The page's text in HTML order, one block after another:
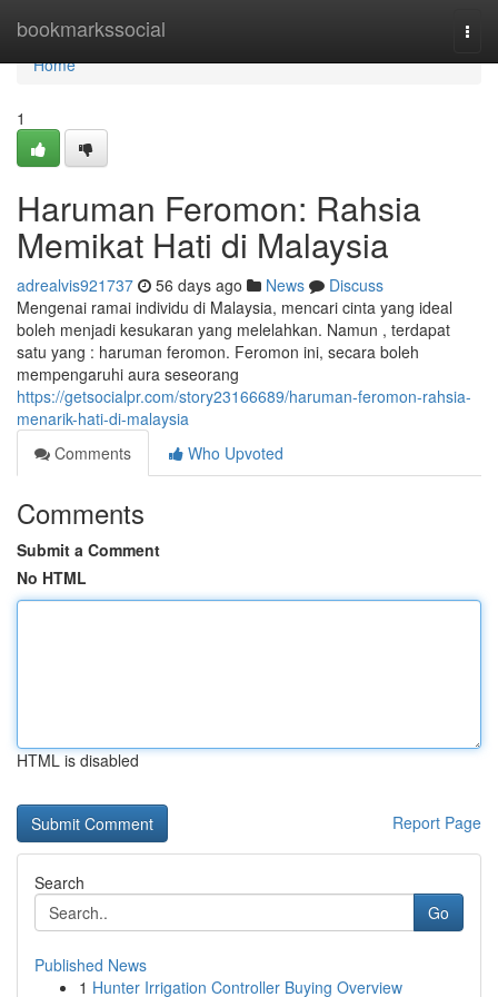
bookmarkssocial
Home
Home
1
Haruman Feromon: Rahsia
Memikat Hati di Malaysia
adrealvis921737 56 days ago News
Discuss
Mengenai ramai individu di Malaysia, mencari cinta yang ideal
boleh menjadi kesukaran yang melelahkan. Namun , terdapat
satu yang : haruman feromon. Feromon ini, secara boleh
mempengaruhi aura seseorang
https://getsocialpr.com/story23166689/haruman-feromon-rahsia-
menarik-hati-di-malaysia
Comments
Who Upvoted
Comments
Submit a Comment
No HTML
HTML is disabled
Report Page
Search
Go
Published News
1 Hunter Irrigation Controller Buying Overview